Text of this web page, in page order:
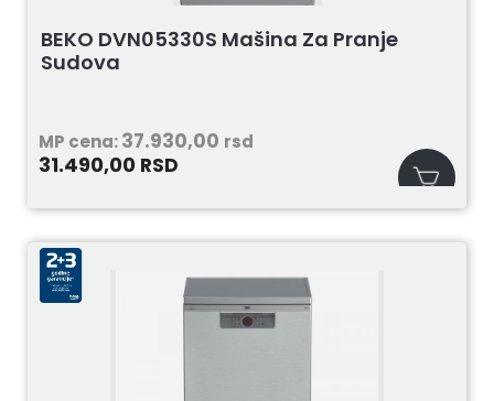
BEKO DVN05330S Mašina Za Pranje
Sudova
MP cena:37.930,00 rsd
31.490,00 RSD